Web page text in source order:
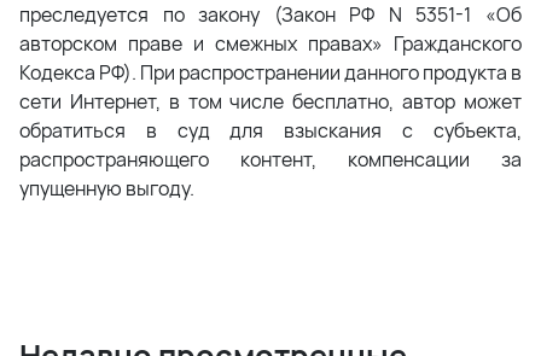
преследуется по закону (Закон РФ N 5351-1 «Об
авторском праве и смежных правах» Гражданского
Кодекса РФ). При распространении данного продукта в
сети Интернет, в том числе бесплатно, автор может
обратиться в суд для взыскания с субъекта,
распространяющего контент, компенсации за
упущенную выгоду.